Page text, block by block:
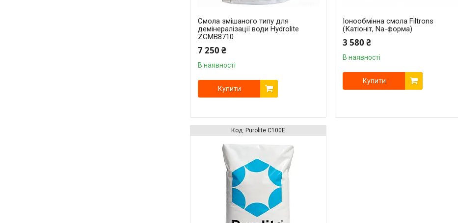
Смола змішаного типу для
демінералізації води Hydrolite
ZGMB8710
7 250 ₴
В наявності
Купити
Іонообмінна смола Filtrons
(Катіоніт, Na-форма)
3 580 ₴
В наявності
Купити
Purolite C100E